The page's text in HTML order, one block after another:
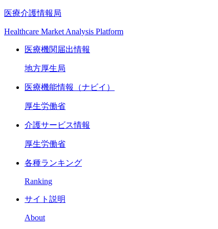
医療介護情報局
Healthcare Market Analysis Platform
医療機関届出情報
地方厚生局
医療機能情報（ナビイ）
厚生労働省
介護サービス情報
厚生労働省
各種ランキング
Ranking
サイト説明
About